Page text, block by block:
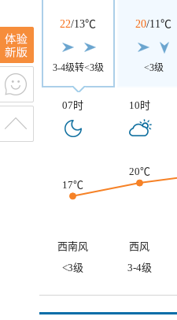
22/13℃
3-4级转<3级
20/11℃
<3级
07时 10时
17℃
20℃
西南风 西风
<3级
3-4级